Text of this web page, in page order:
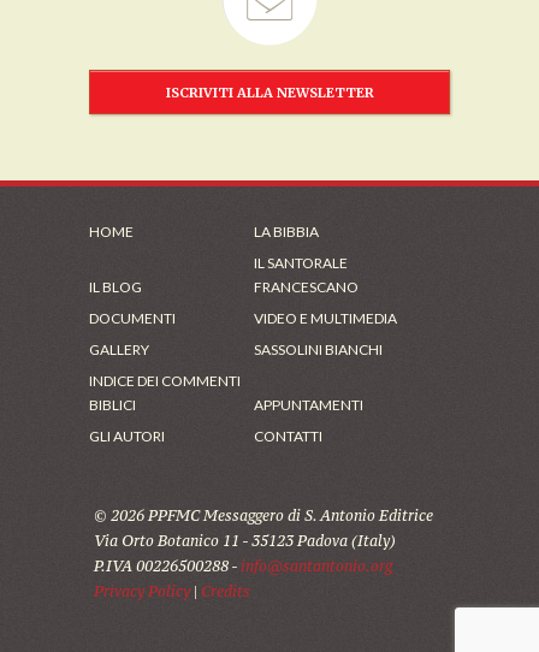
ISCRIVITI ALLA NEWSLETTER
HOME LA BIBBIA
IL BLOG
IL SANTORALE
FRANCESCANO
DOCUMENTI
VIDEO E MULTIMEDIA
GALLERY
SASSOLINI BIANCHI
INDICE DEI COMMENTI
BIBLICI
APPUNTAMENTI
GLI AUTORI
CONTATTI
© 2026 PPFMC Messaggero di S. Antonio Editrice
Via Orto Botanico 11 - 35123 Padova (Italy)
P.IVA 00226500288 - info@santantonio.org
Privacy Policy| Credits